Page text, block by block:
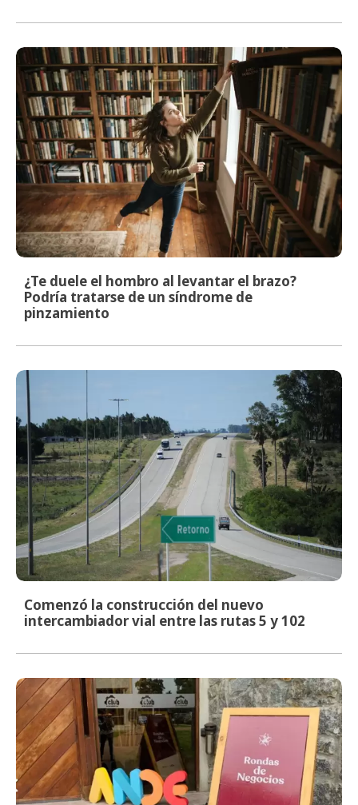
¿Te duele el hombro al levantar el brazo?
Podría tratarse de un síndrome de
pinzamiento
Comenzó la construcción del nuevo
intercambiador vial entre las rutas 5 y 102